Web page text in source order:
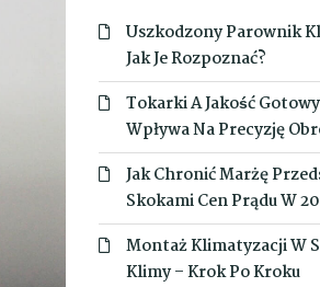
Uszkodzony Parownik
Jak Je Rozpoznać?
Tokarki A Jakość
Wpływa Na Precyzję
Jak Chronić Marżę
Skokami Cen Prądu W
Montaż Klimatyzacji W
Klimy – Krok Po Kroku